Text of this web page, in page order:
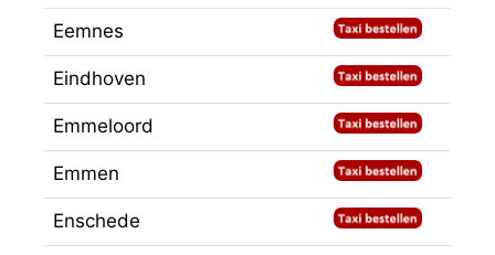
Eemnes
Eindhoven
Emmeloord
Emmen
Enschede